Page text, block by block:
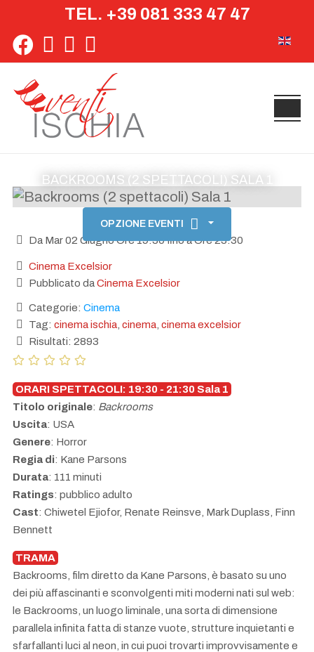
TEL. +39 081 333 47 47
BACKROOMS (2 SPETTACOLI) SALA 1
OPZIONE EVENTI
Da Mar 02 Giugno Ore 19:30 fino a Ore 23:30
Cinema Excelsior
Pubblicato daCinema Excelsior
Categorie: Cinema
Tag: cinema ischia cinema cinema excelsior
Risultati: 2893
ORARI SPETTACOLI: 19:30 - 21:30 Sala 1
Titolo originale: Backrooms
Uscita: USA
Genere: Horror
Regia di: Kane Parsons
Durata: 111 minuti
Ratings: pubblico adulto
Cast: Chiwetel Ejiofor, Renate Reinsve, Mark Duplass, Finn
Bennett
TRAMA
Backrooms, film diretto da Kane Parsons, è basato su uno
dei più affascinanti e sconvolgenti miti moderni nati sul web:
le Backrooms, un luogo liminale, una sorta di dimensione
parallela infinita fatta di stanze vuote, strutture inquietanti e
sfarfallanti luci al neon, in cui puoi trovarti improvvisamente e